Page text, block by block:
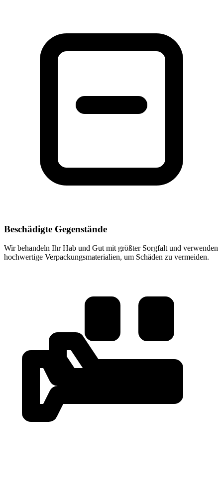
Beschädigte Gegenstände
Wir behandeln Ihr Hab und Gut mit größter Sorgfalt und verwenden
hochwertige Verpackungsmaterialien, um Schäden zu vermeiden.